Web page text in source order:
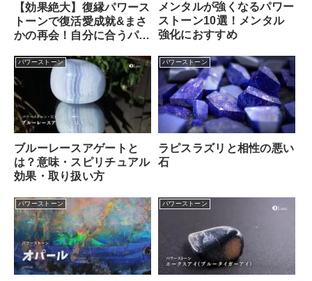
【効果絶大】復縁パワース
トーンで復活愛成就&まさ
かの再会！自分に合うパワ
メンタルが強くなるパワー
ストーン10選！メンタル
強化におすすめ
パワーストーン
ブルーレースアゲートと
は？意味・スピリチュアル
効果・取り扱い方
パワーストーン
ラピスラズリと相性の悪い
石
パワーストーン パワーストーン